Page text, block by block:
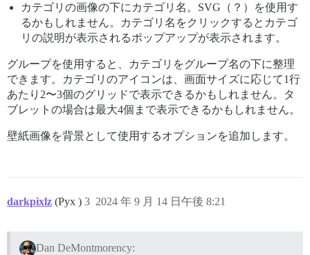
カテゴリの画像の下にカテゴリ名。SVG（？）を使用す
るかもしれません。カテゴリ名をクリックするとカテゴ
リの説明が表示されるポップアップが表示されます。
グループを使用すると、カテゴリをグループ名の下に整理
できます。カテゴリのアイコンは、画面サイズに応じて1行
あたり2〜3個のグリッドで表示できるかもしれません。タ
ブレットの場合は最大4個まで表示できるかもしれません。
壁紙画像を背景として使用するオプションを追加します。
darkpixlz (Pyx ) 2024 年 9 月 14 日午後 8:21
3
Dan DeMontmorency: